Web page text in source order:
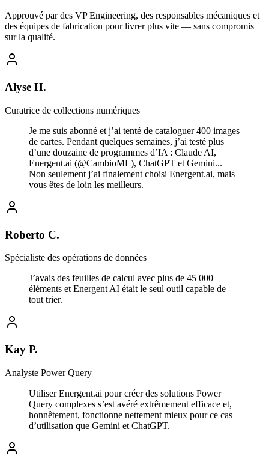
Approuvé par des VP Engineering, des responsables mécaniques et
des équipes de fabrication pour livrer plus vite — sans compromis
sur la qualité.
Alyse H.
Curatrice de collections numériques
Je me suis abonné et j’ai tenté de cataloguer 400 images
de cartes. Pendant quelques semaines, j’ai testé plus
d’une douzaine de programmes d’IA : Claude AI,
Energent.ai (@CambioML), ChatGPT et Gemini...
Non seulement j’ai finalement choisi Energent.ai, mais
vous êtes de loin les meilleurs.
Roberto C.
Spécialiste des opérations de données
J’avais des feuilles de calcul avec plus de 45 000
éléments et Energent AI était le seul outil capable de
tout trier.
Kay P.
Analyste Power Query
Utiliser Energent.ai pour créer des solutions Power
Query complexes s’est avéré extrêmement efficace et,
honnêtement, fonctionne nettement mieux pour ce cas
d’utilisation que Gemini et ChatGPT.